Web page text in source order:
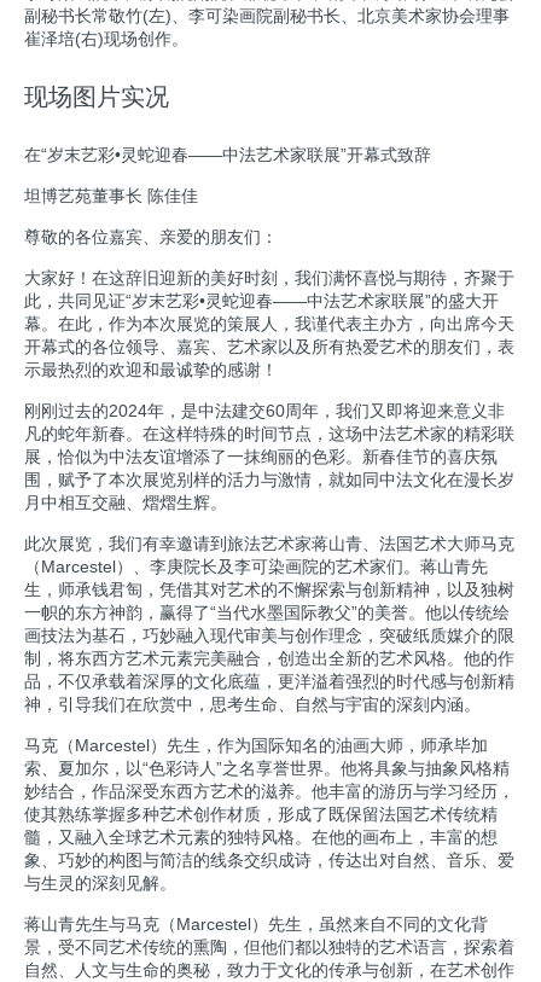
副秘书长常敬竹(左)、李可染画院副秘书长、北京美术家协会理事
崔泽培(右)现场创作。
现场图片实况
在“岁末艺彩•灵蛇迎春——中法艺术家联展”开幕式致辞
坦博艺苑董事长 陈佳佳
尊敬的各位嘉宾、亲爱的朋友们：
大家好！在这辞旧迎新的美好时刻，我们满怀喜悦与期待，齐聚于
此，共同见证“岁末艺彩•灵蛇迎春——中法艺术家联展”的盛大开
幕。在此，作为本次展览的策展人，我谨代表主办方，向出席今天
开幕式的各位领导、嘉宾、艺术家以及所有热爱艺术的朋友们，表
示最热烈的欢迎和最诚挚的感谢！
刚刚过去的2024年，是中法建交60周年，我们又即将迎来意义非
凡的蛇年新春。在这样特殊的时间节点，这场中法艺术家的精彩联
展，恰似为中法友谊增添了一抹绚丽的色彩。新春佳节的喜庆氛
围，赋予了本次展览别样的活力与激情，就如同中法文化在漫长岁
月中相互交融、熠熠生辉。
此次展览，我们有幸邀请到旅法艺术家蒋山青、法国艺术大师马克
（Marcestel）、李庚院长及李可染画院的艺术家们。蒋山青先
生，师承钱君匋，凭借其对艺术的不懈探索与创新精神，以及独树
一帜的东方神韵，赢得了“当代水墨国际教父”的美誉。他以传统绘
画技法为基石，巧妙融入现代审美与创作理念，突破纸质媒介的限
制，将东西方艺术元素完美融合，创造出全新的艺术风格。他的作
品，不仅承载着深厚的文化底蕴，更洋溢着强烈的时代感与创新精
神，引导我们在欣赏中，思考生命、自然与宇宙的深刻内涵。
马克（Marcestel）先生，作为国际知名的油画大师，师承毕加
索、夏加尔，以“色彩诗人”之名享誉世界。他将具象与抽象风格精
妙结合，作品深受东西方艺术的滋养。他丰富的游历与学习经历，
使其熟练掌握多种艺术创作材质，形成了既保留法国艺术传统精
髓，又融入全球艺术元素的独特风格。在他的画布上，丰富的想
象、巧妙的构图与简洁的线条交织成诗，传达出对自然、音乐、爱
与生灵的深刻见解。
蒋山青先生与马克（Marcestel）先生，虽然来自不同的文化背
景，受不同艺术传统的熏陶，但他们都以独特的艺术语言，探索着
自然、人文与生命的奥秘，致力于文化的传承与创新，在艺术创作